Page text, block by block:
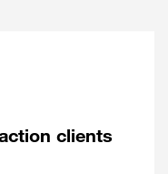
clients